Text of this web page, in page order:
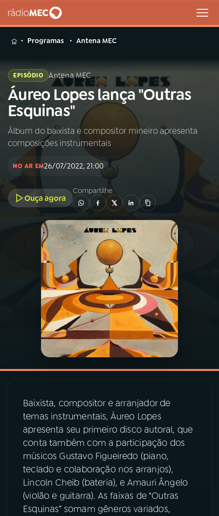
MENU
Buscar
na
Rádio
MEC
Início
PROGRAMAÇÃO
PROGRAMAS
PODCASTS
VIDEOCASTS
07ÚLTIMAS
08PRÊMIO RÁDIO MEC
ACOMPANHE A RÁDIO MEC
YouTube Facebook
Instagram X
TikTok
Programas Antena MEC
EPISÓDIO Antena MEC
Áureo Lopes lança "Outras
Esquinas"
Álbum do baixista e compositor mineiro apresenta
composições instrumentais
NO AR EM26/07/2022, 21:00
Ouça agora
Compartilhe
Baixista, compositor e arranjador de
temas instrumentais, Áureo Lopes
apresenta seu primeiro disco autoral, que
conta também com a participação dos
músicos Gustavo Figueiredo (piano,
teclado e colaboração nos arranjos),
Lincoln Cheib (bateria), e Amauri Ângelo
(violão e guitarra). As faixas de “Outras
Esquinas” somam gêneros variados,